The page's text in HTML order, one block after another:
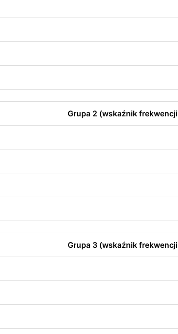
Grupa 2 (wskaźnik
Grupa 3 (wskaźnik